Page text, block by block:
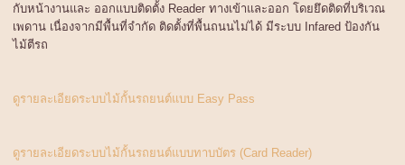
กับหน้างานและ ออกแบบติดตั้ง Reader ทางเข้าและออก โดยยึดติดที่บริเวณ
เพดาน เนื่องจากมีพื้นที่จำกัด ติดตั้งที่พื้นถนนไม่ได้ มีระบบ Infared ป้องกัน
ไม้ตีรถ
ดูรายละเอียดระบบไม้กั้นรถยนต์แบบ Easy Pass
ดูรายละเอียดระบบไม้กั้นรถยนต์แบบทาบบัตร (Card Reader)